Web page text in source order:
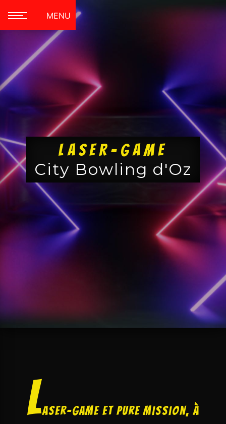
MENU
Laser-game
City Bowling d'Oz
Laser-game et Pure Mission, à
Panneau de gestion des cookies